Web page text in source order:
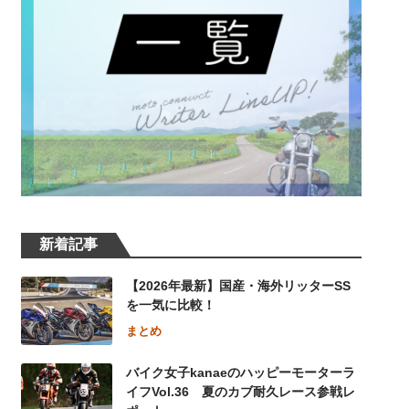
新着記事
【2026年最新】国産・海外リッターSS
を一気に比較！
まとめ
バイク女子kanaeのハッピーモーターラ
イフVol.36 夏のカブ耐久レース参戦レ